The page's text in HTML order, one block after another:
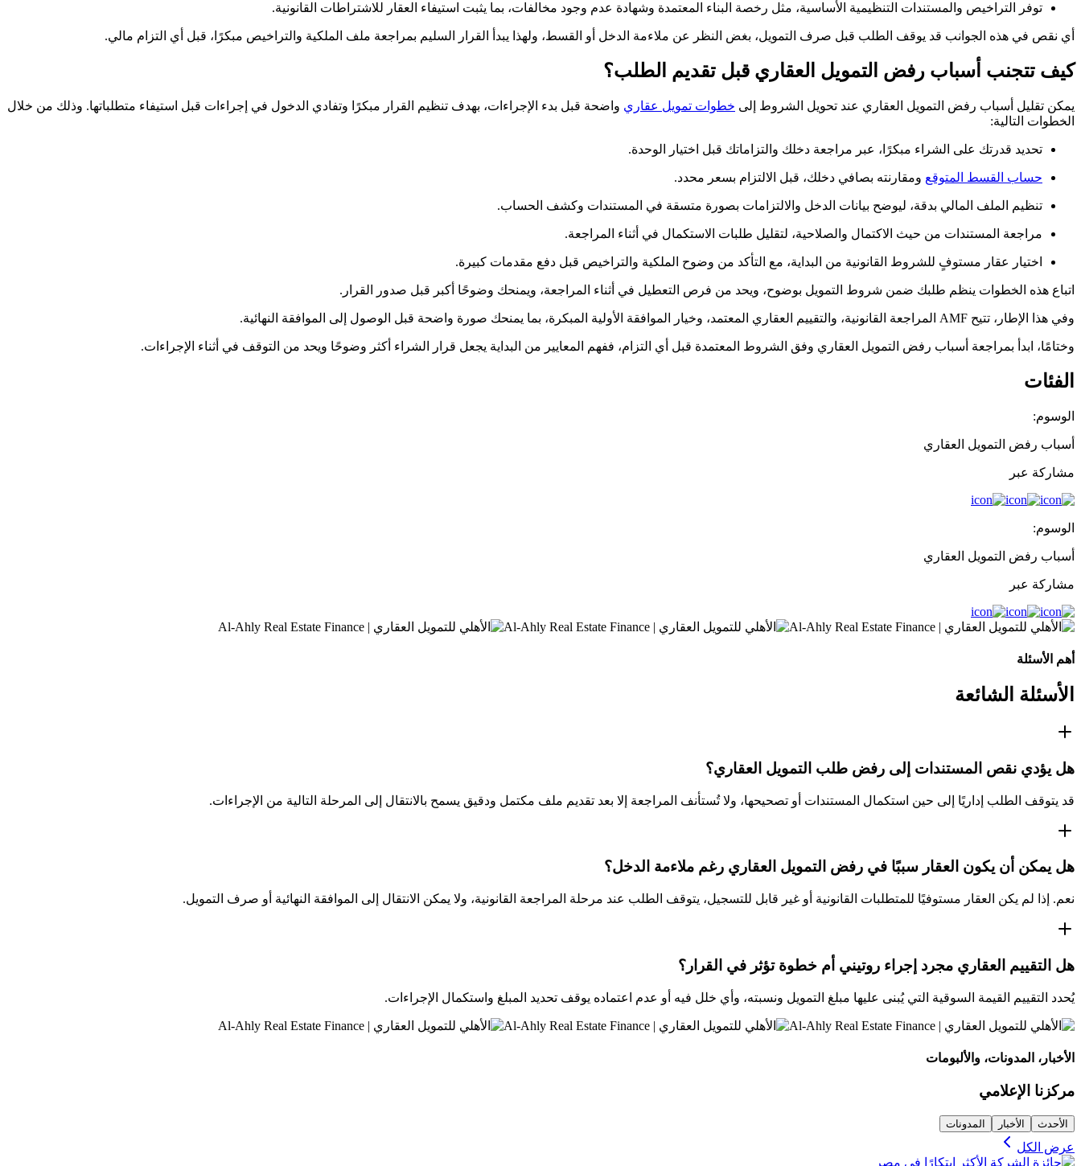
توفر التراخيص والمستندات التنظيمية الأساسية، مثل رخصة البناء المعتمدة وشهادة عدم وجود مخالفات، بما يثبت استيفاء العقار للاشتراطات القانونية.
أي نقص في هذه الجوانب قد يوقف الطلب قبل صرف التمويل، بغض النظر عن ملاءمة الدخل أو القسط، ولهذا يبدأ القرار السليم بمراجعة ملف الملكية والتراخيص مبكرًا، قبل أي التزام مالي.
كيف تتجنب أسباب رفض التمويل العقاري قبل تقديم الطلب؟
يمكن تقليل أسباب رفض التمويل العقاري عند تحويل الشروط إلى خطوات تمويل عقاري واضحة قبل بدء الإجراءات، بهدف تنظيم القرار مبكرًا وتفادي الدخول في إجراءات قبل استيفاء متطلباتها. وذلك من خلال
الخطوات التالية:
تحديد قدرتك على الشراء مبكرًا، عبر مراجعة دخلك والتزاماتك قبل اختيار الوحدة.
حساب القسط المتوقع ومقارنته بصافي دخلك، قبل الالتزام بسعر محدد.
تنظيم الملف المالي بدقة، ليوضح بيانات الدخل والالتزامات بصورة متسقة في المستندات وكشف الحساب.
مراجعة المستندات من حيث الاكتمال والصلاحية، لتقليل طلبات الاستكمال في أثناء المراجعة.
اختيار عقار مستوفٍ للشروط القانونية من البداية، مع التأكد من وضوح الملكية والتراخيص قبل دفع مقدمات كبيرة.
اتباع هذه الخطوات ينظم طلبك ضمن شروط التمويل بوضوح، ويحد من فرص التعطيل في أثناء المراجعة، ويمنحك وضوحًا أكبر قبل صدور القرار.
وفي هذا الإطار، تتيح AMF المراجعة القانونية، والتقييم العقاري المعتمد، وخيار الموافقة الأولية المبكرة، بما يمنحك صورة واضحة قبل الوصول إلى الموافقة النهائية.
وختامًا، ابدأ بمراجعة أسباب رفض التمويل العقاري وفق الشروط المعتمدة قبل أي التزام، ففهم المعايير من البداية يجعل قرار الشراء أكثر وضوحًا ويحد من التوقف في أثناء الإجراءات.
الفئات
الوسوم:
أسباب رفض التمويل العقاري
مشاركة عبر
الوسوم:
أسباب رفض التمويل العقاري
مشاركة عبر
أهم الأسئلة
الأسئلة الشائعة
هل يؤدي نقص المستندات إلى رفض طلب التمويل العقاري؟
قد يتوقف الطلب إداريًا إلى حين استكمال المستندات أو تصحيحها، ولا تُستأنف المراجعة إلا بعد تقديم ملف مكتمل ودقيق يسمح بالانتقال إلى المرحلة التالية من الإجراءات.
هل يمكن أن يكون العقار سببًا في رفض التمويل العقاري رغم ملاءمة الدخل؟
نعم. إذا لم يكن العقار مستوفيًا للمتطلبات القانونية أو غير قابل للتسجيل، يتوقف الطلب عند مرحلة المراجعة القانونية، ولا يمكن الانتقال إلى الموافقة النهائية أو صرف التمويل.
هل التقييم العقاري مجرد إجراء روتيني أم خطوة تؤثر في القرار؟
يُحدد التقييم القيمة السوقية التي يُبنى عليها مبلغ التمويل ونسبته، وأي خلل فيه أو عدم اعتماده يوقف تحديد المبلغ واستكمال الإجراءات.
الأخبار، المدونات، والألبومات
مركزنا الإعلامي
الأحدث الأخبار المدونات
عرض الكل